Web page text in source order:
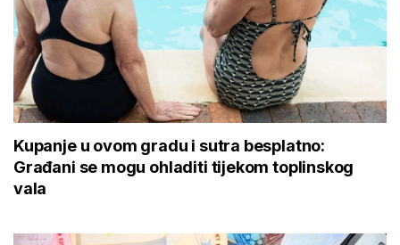
Kupanje u ovom gradu i sutra besplatno:
Građani se mogu ohladiti tijekom toplinskog
vala